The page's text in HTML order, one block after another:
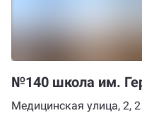
№140 школа им.
Медицинская улица, 2,